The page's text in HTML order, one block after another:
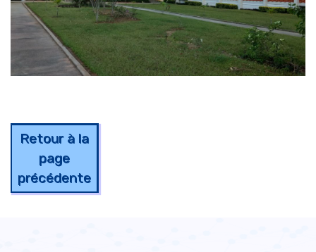
Retour à la
page
précédente